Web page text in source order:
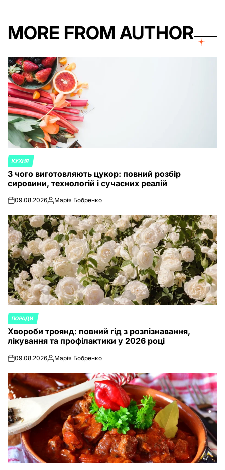
MORE FROM AUTHOR
POSTED
IN
КУХНЯ
З чого виготовляють цукор: повний розбір
сировини, технологій і сучасних реалій
on09.08.2026Posted
Марія Бобренко
POSTED
IN
ПОРАДИ
Хвороби троянд: повний гід з розпізнавання,
лікування та профілактики у 2026 році
on09.08.2026Posted
Марія Бобренко